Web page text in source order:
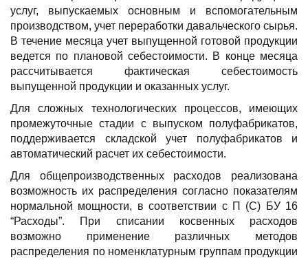
услуг, выпускаемых основным и вспомогательным
производством, учет переработки давальческого сырья.
В течение месяца учет выпущенной готовой продукции
ведется по плановой себестоимости. В конце месяца
рассчитывается фактическая себестоимость
выпущенной продукции и оказанных услуг.
Для сложных технологических процессов, имеющих
промежуточные стадии с выпуском полуфабрикатов,
поддерживается складской учет полуфабрикатов и
автоматический расчет их себестоимости.
Для общепроизводственных расходов реализована
возможность их распределения согласно показателям
нормальной мощности, в соответствии с П (С) БУ 16
“Расходы”. При списании косвенных расходов
возможно применение различных методов
распределения по номенклатурным группам продукции